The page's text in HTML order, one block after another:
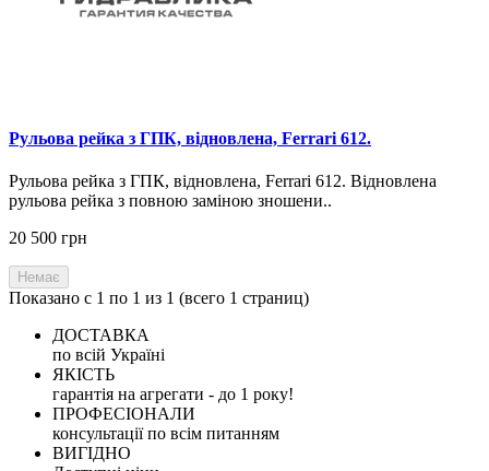
Рульова рейка з ГПК, відновлена, Ferrari 612.
Рульова рейка з ГПК, відновлена, Ferrari 612. Відновлена
рульова рейка з повною заміною зношени..
20 500 грн
Немає
Показано с 1 по 1 из 1 (всего 1 страниц)
ДОСТАВКА
по всій Україні
ЯКІСТЬ
гарантія на агрегати - до 1 року!
ПРОФЕСІОНАЛИ
консультації по всім питанням
ВИГІДНО